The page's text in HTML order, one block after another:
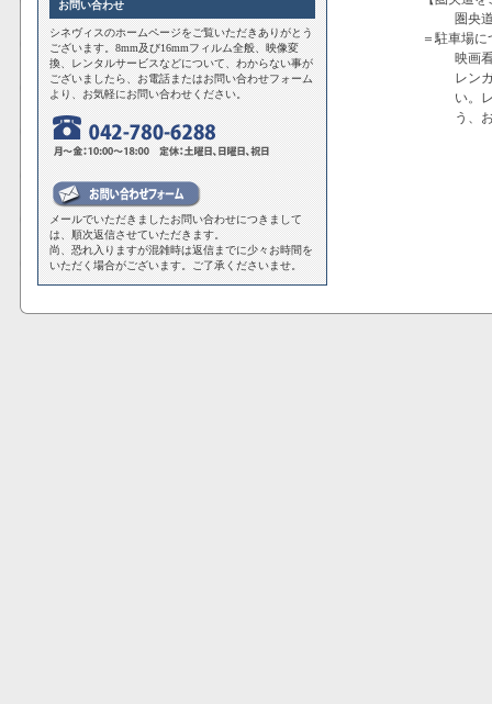
圏央
＝駐車場
映画
レン
い。
う、
お問い合わせ
シネヴィスのホームページをご覧いただきありがとう
ございます。8mm及び16mmフィルム全般、映像変
換、レンタルサービスなどについて、わからない事が
ございましたら、お電話またはお問い合わせフォーム
より、お気軽にお問い合わせください。
メールでいただきましたお問い合わせにつきまして
は、順次返信させていただきます。
尚、恐れ入りますが混雑時は返信までに少々お時間を
いただく場合がございます。ご了承くださいませ。